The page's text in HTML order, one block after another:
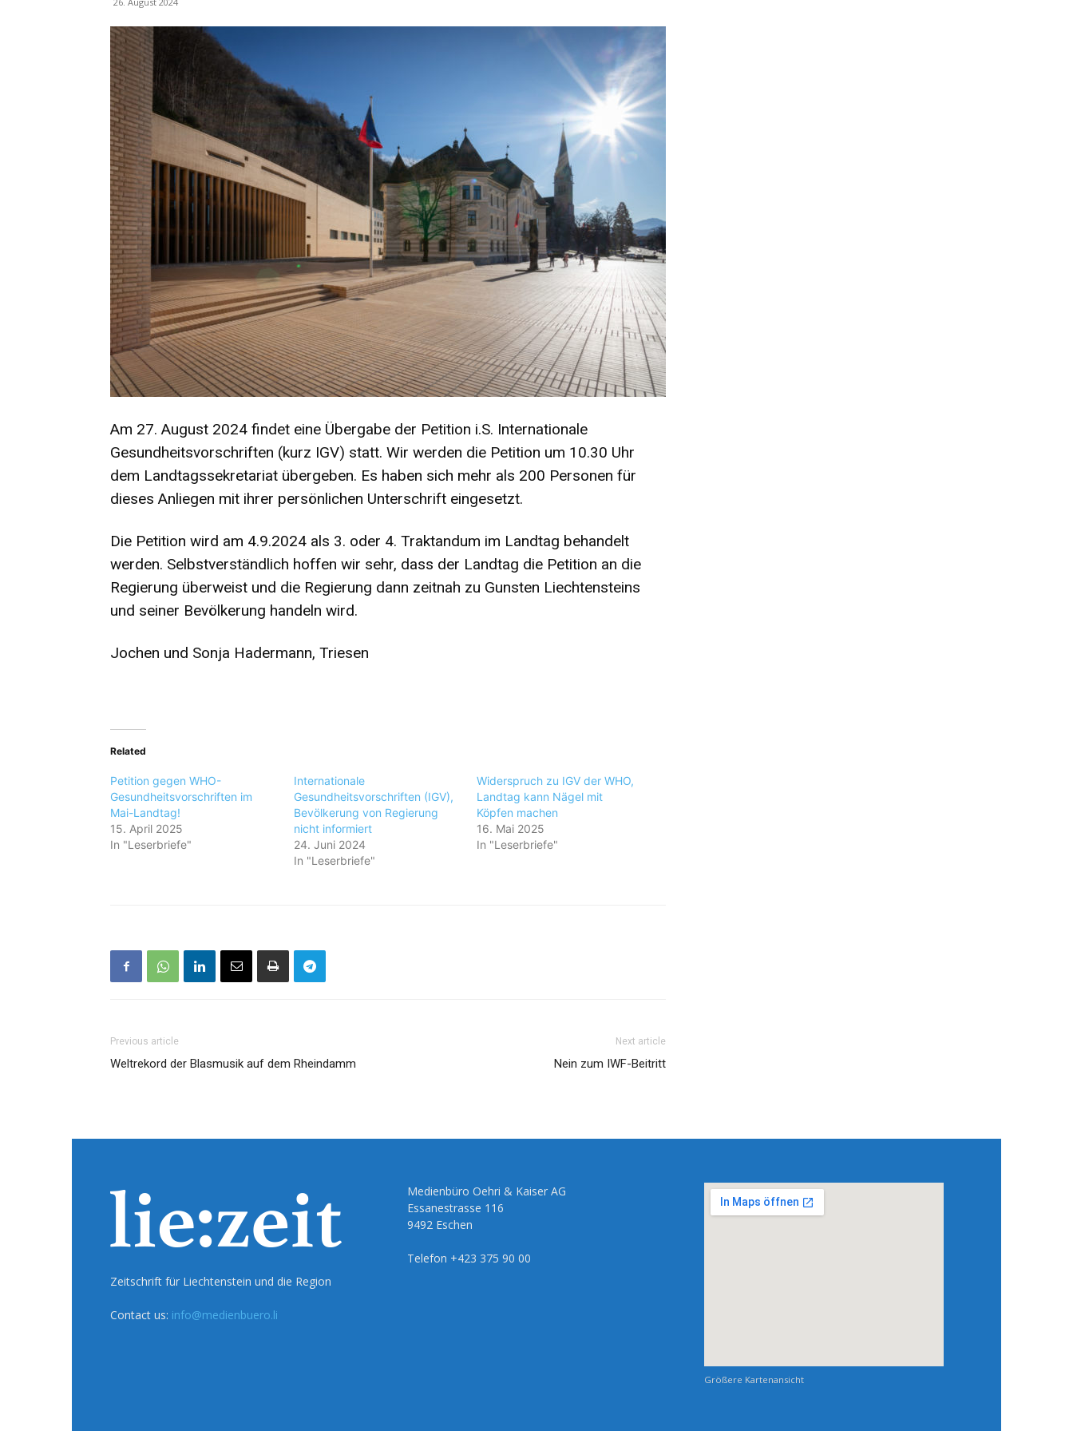
Am 27. August 2024 findet eine Übergabe der Petition i.S. Internationale
Gesundheitsvorschriften (kurz IGV) statt. Wir werden die Petition um 10.30 Uhr
dem Landtagssekretariat übergeben. Es haben sich mehr als 200 Personen für
dieses Anliegen mit ihrer persönlichen Unterschrift eingesetzt.
Die Petition wird am 4.9.2024 als 3. oder 4. Traktandum im Landtag behandelt
werden. Selbstverständlich hoffen wir sehr, dass der Landtag die Petition an die
Regierung überweist und die Regierung dann zeitnah zu Gunsten Liechtensteins
und seiner Bevölkerung handeln wird.
Jochen und Sonja Hadermann, Triesen
Related
Petition gegen WHO-
Gesundheitsvorschriften im
Mai-Landtag!
15. April 2025
In "Leserbriefe"
Internationale
Gesundheitsvorschriften (IGV),
Bevölkerung von Regierung
nicht informiert
24. Juni 2024
In "Leserbriefe"
Widerspruch zu IGV der WHO,
Landtag kann Nägel mit
Köpfen machen
16. Mai 2025
In "Leserbriefe"
Previous article
Weltrekord der Blasmusik auf dem Rheindamm
Next article
Nein zum IWF-Beitritt
Zeitschrift für Liechtenstein und die Region
Contact us: info@medienbuero.li
Medienbüro Oehri & Kaiser AG
Essanestrasse 116
9492 Eschen
Telefon +423 375 90 00
Größere Kartenansicht